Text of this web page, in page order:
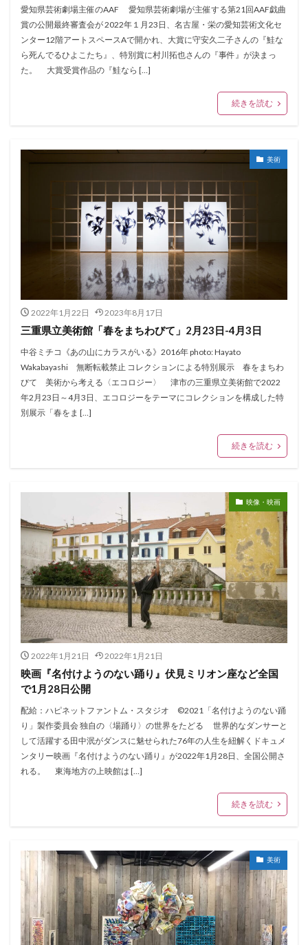
愛知県芸術劇場主催のAAF 愛知県芸術劇場が主催する第21回AAF戯曲
賞の公開最終審査会が 2022年１月23日、名古屋・栄の愛知芸術文化セ
ンター12階アートスペースAで開かれ、大賞に守安久二子さんの『鮭な
ら死んでるひよこたち』、特別賞に村川拓也さんの『事件』が決まっ
た。 大賞受賞作品の『鮭なら […]
続きを読む
美術
2022年1月22日 2023年8月17日
三重県立美術館「春をまちわびて」2月23日-4月3日
中谷ミチコ《あの山にカラスがいる》2016年 photo: Hayato
Wakabayashi 無断転載禁止 コレクションによる特別展示 春をまちわ
びて 美術から考える〈エコロジー〉 津市の三重県立美術館で2022
年2月23日～4月3日、エコロジーをテーマにコレクションを構成した特
別展示「春をま […]
続きを読む
映像・映画
2022年1月21日 2022年1月21日
映画『名付けようのない踊り』伏見ミリオン座など全国
で1月28日公開
配給：ハピネットファントム・スタジオ ©2021「名付けようのない踊
り」製作委員会 独自の〈場踊り〉の世界をたどる 世界的なダンサーと
して活躍する田中泯がダンスに魅せられた76年の人生を紐解くドキュメ
ンタリー映画『名付けようのない踊り』が2022年1月28日、全国公開さ
れる。 東海地方の上映館は […]
続きを読む
美術